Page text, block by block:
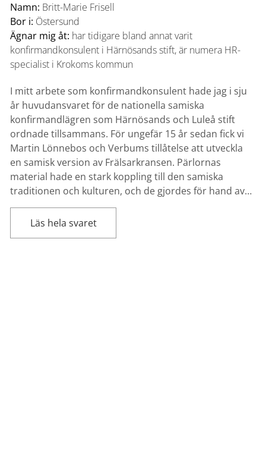
Namn: Britt-Marie Frisell
Bor i: Östersund
Ägnar mig åt: har tidigare bland annat varit
konfirmandkonsulent i Härnösands stift, är numera HR-
specialist i Krokoms kommun
I mitt arbete som konfirmandkonsulent hade jag i sju
år huvudansvaret för de nationella samiska
konfirmandlägren som Härnösands och Luleå stift
ordnade tillsammans. För ungefär 15 år sedan fick vi
Martin Lönnebos och Verbums tillåtelse att utveckla
en samisk version av Frälsarkransen. Pärlornas
material hade en stark koppling till den samiska
traditionen och kulturen, och de gjordes för hand av…
Läs hela svaret